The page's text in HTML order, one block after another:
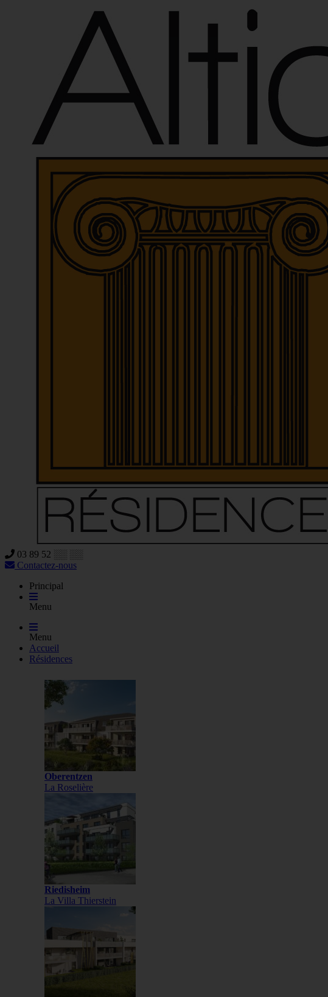
03 89 52 ░░ ░░
Contactez-nous
Principal
Menu
Menu
Accueil
Résidences
Oberentzen
La Roselière
Riedisheim
La Villa Thierstein